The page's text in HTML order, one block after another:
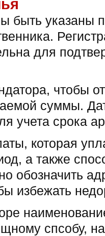
быть указаны
для
чтобы
суммы.
учета срока
которая
а также
обозначить
избежать
спсобу,